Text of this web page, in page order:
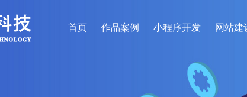
首页 作品案例 小程序开发 网站建